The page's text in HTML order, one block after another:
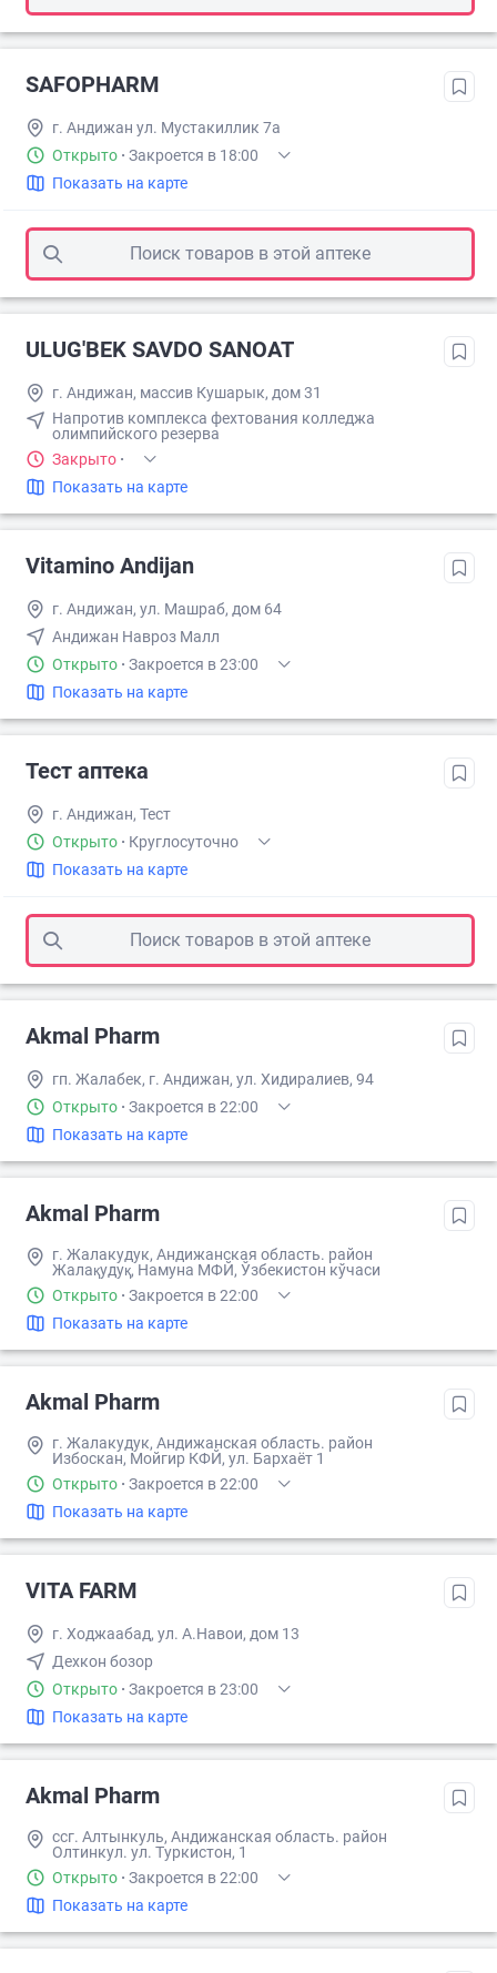
SAFOPHARM
г. Андижан ул. Мустакиллик 7а
Открыто · Закроется в 18:00
Показать на карте
Поиск товаров в этой аптеке
ULUG'BEK SAVDO SANOAT
г. Андижан, массив Кушарык, дом 31
Напротив комплекса фехтования колледжа
олимпийского резерва
Закрыто ·
Показать на карте
Vitamino Andijan
г. Андижан, ул. Машраб, дом 64
Андижан Навроз Малл
Открыто · Закроется в 23:00
Показать на карте
Тест аптека
г. Андижан, Тест
Открыто · Круглосуточно
Показать на карте
Поиск товаров в этой аптеке
Akmal Pharm
гп. Жалабек, г. Андижан, ул. Хидиралиев, 94
Открыто · Закроется в 22:00
Показать на карте
Akmal Pharm
г. Жалакудук, Андижанская область. район
Жалақудуқ, Намуна МФЙ, Ўзбекистон кўчаси
Открыто · Закроется в 22:00
Показать на карте
Akmal Pharm
г. Жалакудук, Андижанская область. район
Избоскан, Мойгир КФЙ, ул. Бархаёт 1
Открыто · Закроется в 22:00
Показать на карте
VITA FARM
г. Ходжаабад, ул. А.Навои, дом 13
Дехкон бозор
Открыто · Закроется в 23:00
Показать на карте
Akmal Pharm
ссг. Алтынкуль, Андижанская область. район
Олтинкул. ул. Туркистон, 1
Открыто · Закроется в 22:00
Показать на карте